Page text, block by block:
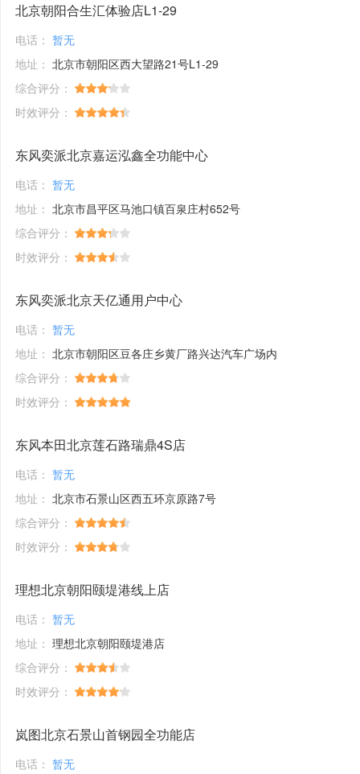
北京朝阳合生汇体验店L1-29
电话： 暂无
地址： 北京市朝阳区西大望路21号L1-29
综合评分：
时效评分：
东风奕派北京嘉运泓鑫全功能中心
电话： 暂无
地址： 北京市昌平区马池口镇百泉庄村652号
综合评分：
时效评分：
东风奕派北京天亿通用户中心
电话： 暂无
地址： 北京市朝阳区豆各庄乡黄厂路兴达汽车广场内
综合评分：
时效评分：
东风本田北京莲石路瑞鼎4S店
电话： 暂无
地址： 北京市石景山区西五环京原路7号
综合评分：
时效评分：
理想北京朝阳颐堤港线上店
电话： 暂无
地址： 理想北京朝阳颐堤港店
综合评分：
时效评分：
岚图北京石景山首钢园全功能店
电话： 暂无